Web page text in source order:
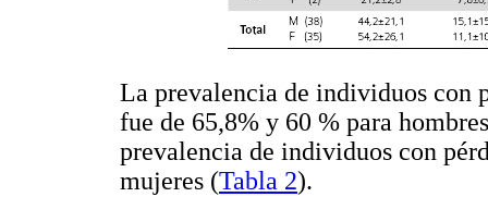
La prevalencia de individuos
fue de 65,8% y 60 % para
prevalencia de individuos con
mujeres (Tabla 2).